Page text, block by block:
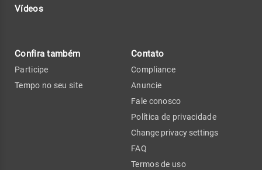
Vídeos
Confira também
Participe
Tempo no seu site
Contato
Compliance
Anuncie
Fale conosco
Política de privacidade
Change privacy settings
FAQ
Termos de uso